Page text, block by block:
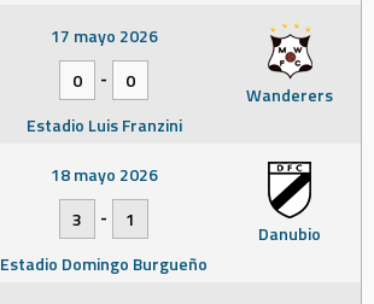
Wanderers
17 mayo 2026
0
-
0
Estadio Luis Franzini
Danubio
18 mayo 2026
3
-
1
Estadio Domingo Burgueño